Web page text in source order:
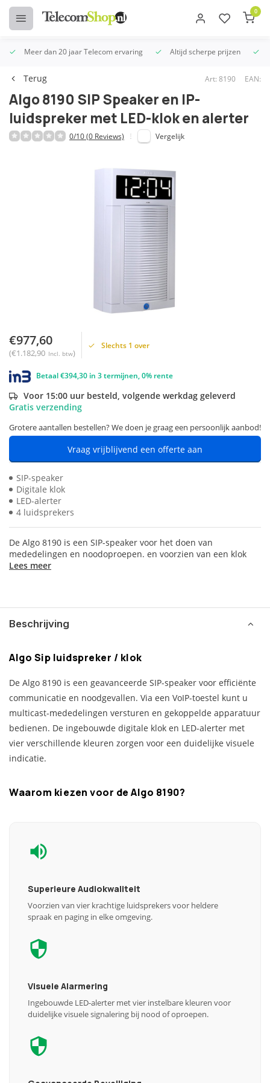
0
Meer dan 20 jaar Telecom ervaring Altijd scherpe prijzen
Terug Art: 8190 EAN:
Algo 8190 SIP Speaker en IP-
luidspreker met LED-klok en alerter
0/10 (0 Reviews) Vergelijk
€977,60
(€1.182,90 Incl. btw)
Slechts 1 over
Betaal €394,30 in 3 termijnen, 0% rente
Voor 15:00 uur besteld, volgende werkdag geleverd
Gratis verzending
Grotere aantallen bestellen? We doen je graag een persoonlijk aanbod!
Vraag vrijblijvend een offerte aan
SIP-speaker
Digitale klok
LED-alerter
4 luidsprekers
De Algo 8190 is een SIP-speaker voor het doen van
mededelingen en noodoproepen. en voorzien van een klok
Lees meer
Beschrijving
Algo Sip luidspreker / klok
De Algo 8190 is een geavanceerde SIP-speaker voor efficiënte
communicatie en noodgevallen. Via een VoIP-toestel kunt u
multicast-mededelingen versturen en gekoppelde apparatuur
bedienen. De ingebouwde digitale klok en LED-alerter met
vier verschillende kleuren zorgen voor een duidelijke visuele
indicatie.
Waarom kiezen voor de Algo 8190?
Superieure Audiokwaliteit
Voorzien van vier krachtige luidsprekers voor heldere
spraak en paging in elke omgeving.
Visuele Alarmering
Ingebouwde LED-alerter met vier instelbare kleuren voor
duidelijke visuele signalering bij nood of oproepen.